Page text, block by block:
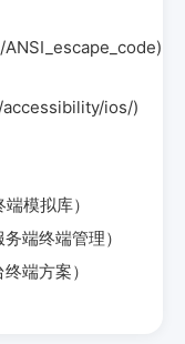
ios/)
模拟库）
端终端管理）
端方案）